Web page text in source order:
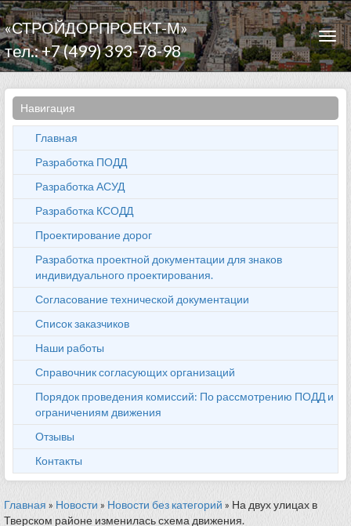
«СТРОЙДОРПРОЕКТ-М»
тел.: +7 (499) 393-78-98
Навигация
Главная
Разработка ПОДД
Разработка АСУД
Разработка КСОДД
Проектирование дорог
Разработка проектной документации для знаков
индивидуального проектирования.
Согласование технической документации
Список заказчиков
Наши работы
Справочник согласующих организаций
Порядок проведения комиссий: По рассмотрению ПОДД и
ограничениям движения
Отзывы
Контакты
Главная » Новости » Новости без категорий » На двух улицах в
Тверском районе изменилась схема движения.